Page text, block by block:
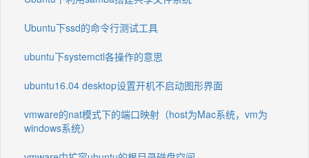
Ubuntu下ssd的命令行测试工具
ubuntu下systemctl各操作的意思
ubuntu16.04 desktop设置开机不启动图形界面
vmware的nat模式下的端口映射（host为Mac系统，vm为
windows系统）